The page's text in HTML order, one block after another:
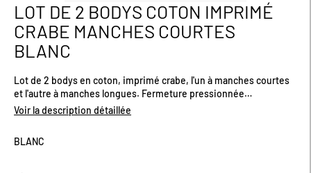
Passer
au
début
de
la
Galerie
d’images
LOT DE 2 BODYS COTON IMPRIMÉ
CRABE MANCHES COURTES
BLANC
Lot de 2 bodys en coton, imprimé crabe, l'un à manches courtes
et l'autre à manches longues. Fermeture pressionnée
entrejambes. Ouverture pressionnée devant du 1 au 6 mois, et
ouverture américaine du 9au 23 mois.
Voir la description détaillée
BLANC